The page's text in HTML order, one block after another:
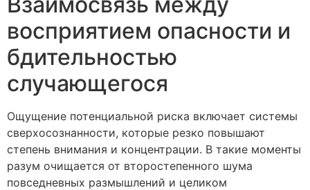
восприятием опасности и
бдительностью
случающегося
Ощущение потенциальной риска включает системы
сверхосознанности, которые резко повышают
степень внимания и концентрации. В такие моменты
разум очищается от второстепенного шума
повседневных размышлений и целиком